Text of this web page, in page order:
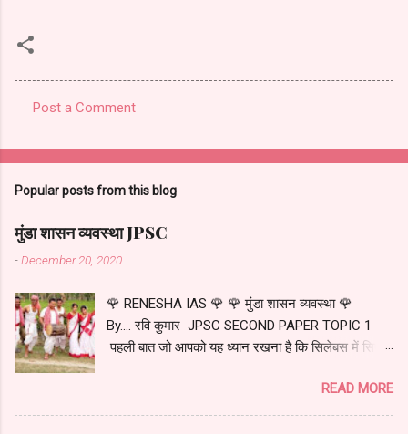
o
e
n
s
Post a Comment
Popular posts from this blog
मुंडा शासन व्यवस्था JPSC
-December 20, 2020
🌹 RENESHA IAS 🌹 🌹 मुंडा शासन व्यवस्था 🌹
By.... रवि कुमार JPSC SECOND PAPER TOPIC 1
पहली बात जो आपको यह ध्यान रखना है कि सिलेबस में सिर्फ
बारे में...... अधिकांश युटुब चैनल में जो वीडियो आपको मिलेंगे...
उसमें प्रशासन व्यवस्था के बारे में कम बताई जाती है और मुंडा
READ MORE